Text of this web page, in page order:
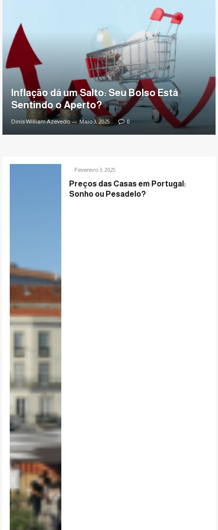
Inflação dá um Salto: Seu Bolso Está
Sentindo o Aperto?
Dinis William Azevedo Maio 3, 2025 0
Fevereiro 3, 2025
Preços das Casas em Portugal:
Sonho ou Pesadelo?